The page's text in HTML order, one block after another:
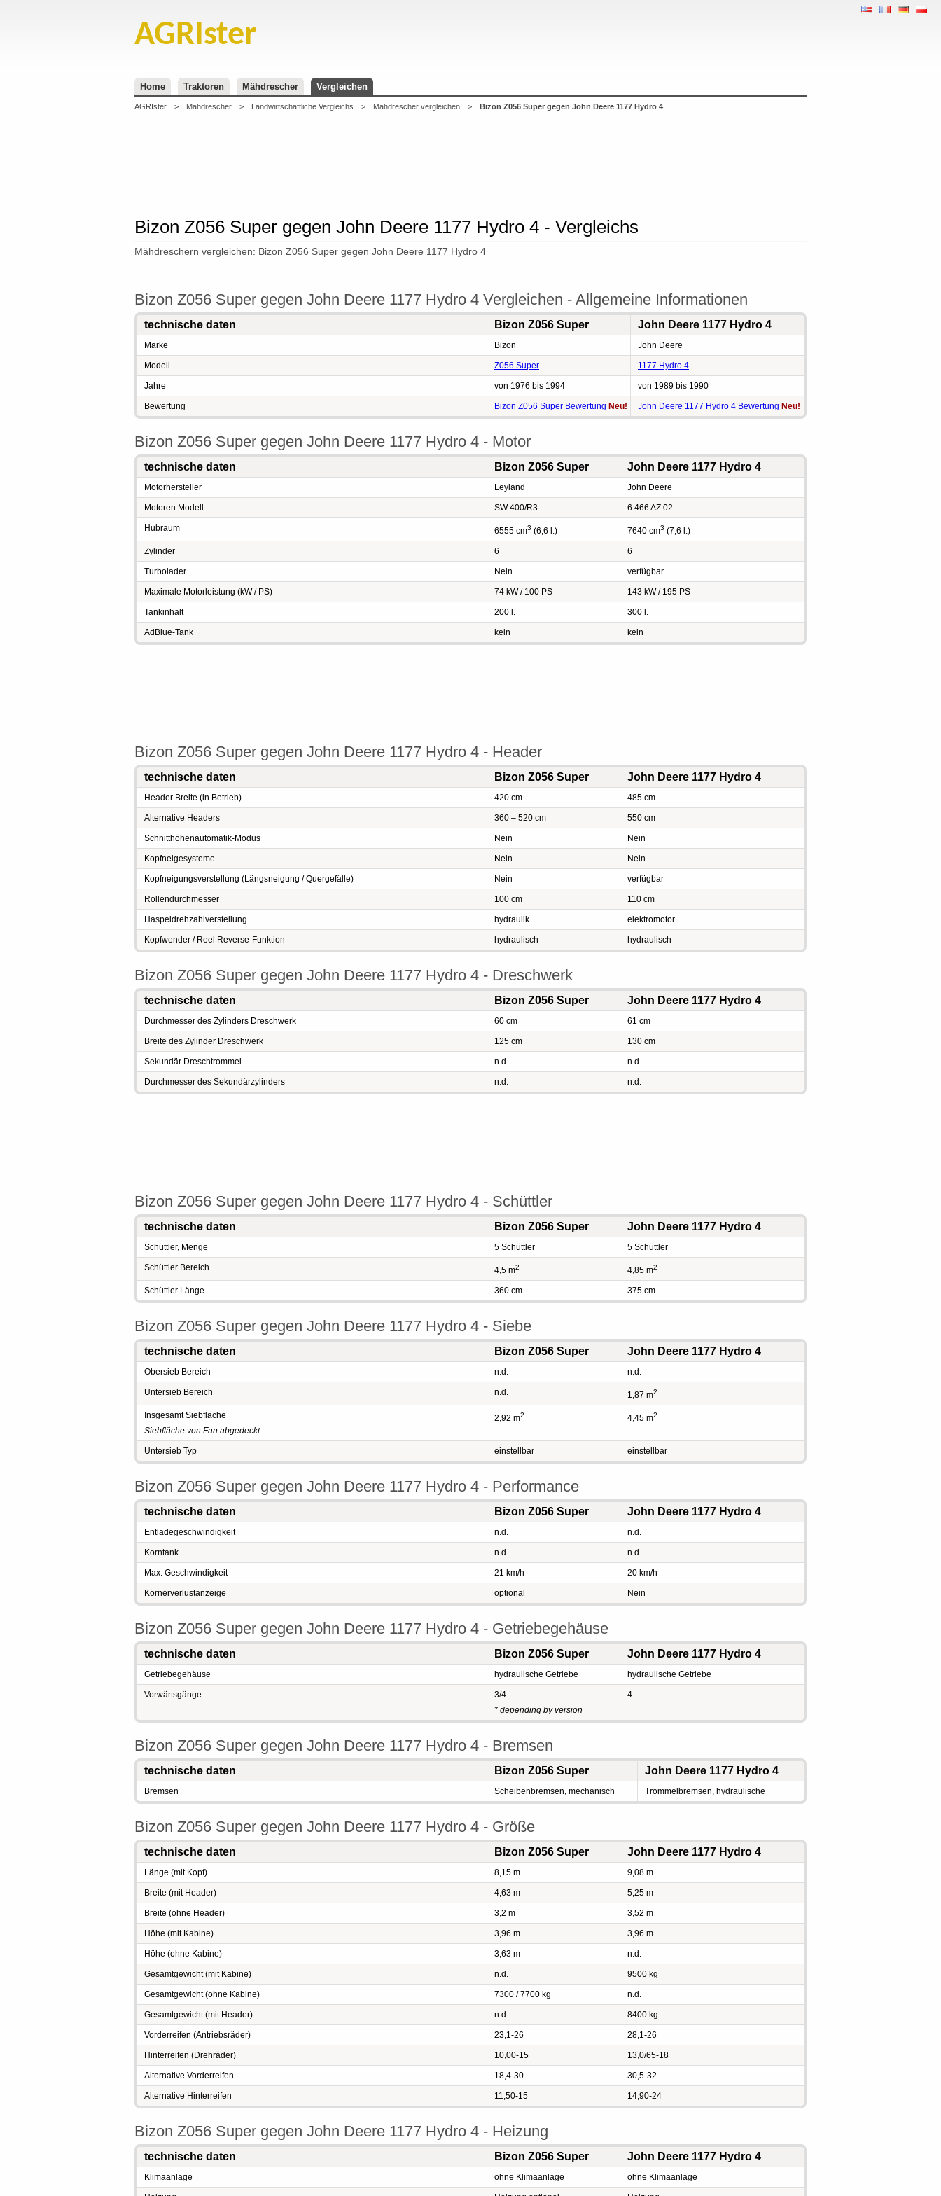
AGRIster
Home Traktoren Mähdrescher Vergleichen
AGRIster > Mähdrescher > Landwirtschaftliche Vergleichs > Mähdrescher vergleichen > Bizon Z056 Super gegen John Deere 1177 Hydro 4
Bizon Z056 Super gegen John Deere 1177 Hydro 4 - Vergleichs
Mähdreschern vergleichen: Bizon Z056 Super gegen John Deere 1177 Hydro 4
Bizon Z056 Super gegen John Deere 1177 Hydro 4 Vergleichen - Allgemeine Informationen
technische daten Bizon Z056 Super John Deere 1177 Hydro 4
Marke Bizon John Deere
Modell Z056 Super 1177 Hydro 4
Jahre von 1976 bis 1994 von 1989 bis 1990
Bewertung Bizon Z056 Super Bewertung Neu! John Deere 1177 Hydro 4 Bewertung Neu!
Bizon Z056 Super gegen John Deere 1177 Hydro 4 - Motor
technische daten Bizon Z056 Super John Deere 1177 Hydro 4
Motorhersteller Leyland John Deere
Motoren Modell SW 400/R3 6.466 AZ 02
Hubraum 6555 cm3 (6,6 l.) 7640 cm3 (7,6 l.)
Zylinder 6 6
Turbolader Nein verfügbar
Maximale Motorleistung (kW / PS) 74 kW / 100 PS 143 kW / 195 PS
Tankinhalt 200 l. 300 l.
AdBlue-Tank kein kein
Bizon Z056 Super gegen John Deere 1177 Hydro 4 - Header
technische daten Bizon Z056 Super John Deere 1177 Hydro 4
Header Breite (in Betrieb) 420 cm 485 cm
Alternative Headers 360 – 520 cm 550 cm
Schnitthöhenautomatik-Modus Nein Nein
Kopfneigesysteme Nein Nein
Kopfneigungsverstellung (Längsneigung / Quergefälle) Nein verfügbar
Rollendurchmesser 100 cm 110 cm
Haspeldrehzahlverstellung hydraulik elektromotor
Kopfwender / Reel Reverse-Funktion hydraulisch hydraulisch
Bizon Z056 Super gegen John Deere 1177 Hydro 4 - Dreschwerk
technische daten Bizon Z056 Super John Deere 1177 Hydro 4
Durchmesser des Zylinders Dreschwerk 60 cm 61 cm
Breite des Zylinder Dreschwerk 125 cm 130 cm
Sekundär Dreschtrommel n.d. n.d.
Durchmesser des Sekundärzylinders n.d. n.d.
Bizon Z056 Super gegen John Deere 1177 Hydro 4 - Schüttler
technische daten Bizon Z056 Super John Deere 1177 Hydro 4
Schüttler, Menge 5 Schüttler 5 Schüttler
Schüttler Bereich 4,5 m2 4,85 m2
Schüttler Länge 360 cm 375 cm
Bizon Z056 Super gegen John Deere 1177 Hydro 4 - Siebe
technische daten Bizon Z056 Super John Deere 1177 Hydro 4
Obersieb Bereich n.d. n.d.
Untersieb Bereich n.d. 1,87 m2
Insgesamt Siebfläche
Siebfläche von Fan abgedeckt
2,92 m2 4,45 m2
Untersieb Typ einstellbar einstellbar
Bizon Z056 Super gegen John Deere 1177 Hydro 4 - Performance
technische daten Bizon Z056 Super John Deere 1177 Hydro 4
Entladegeschwindigkeit n.d. n.d.
Korntank n.d. n.d.
Max. Geschwindigkeit 21 km/h 20 km/h
Körnerverlustanzeige optional Nein
Bizon Z056 Super gegen John Deere 1177 Hydro 4 - Getriebegehäuse
technische daten Bizon Z056 Super John Deere 1177 Hydro 4
Getriebegehäuse hydraulische Getriebe hydraulische Getriebe
Vorwärtsgänge
3/4
* depending by version
4
Bizon Z056 Super gegen John Deere 1177 Hydro 4 - Bremsen
technische daten Bizon Z056 Super John Deere 1177 Hydro 4
Bremsen Scheibenbremsen, mechanisch Trommelbremsen, hydraulische
Bizon Z056 Super gegen John Deere 1177 Hydro 4 - Größe
technische daten Bizon Z056 Super John Deere 1177 Hydro 4
Länge (mit Kopf) 8,15 m 9,08 m
Breite (mit Header) 4,63 m 5,25 m
Breite (ohne Header) 3,2 m 3,52 m
Höhe (mit Kabine) 3,96 m 3,96 m
Höhe (ohne Kabine) 3,63 m n.d.
Gesamtgewicht (mit Kabine) n.d. 9500 kg
Gesamtgewicht (ohne Kabine) 7300 / 7700 kg n.d.
Gesamtgewicht (mit Header) n.d. 8400 kg
Vorderreifen (Antriebsräder) 23,1-26 28,1-26
Hinterreifen (Drehräder) 10,00-15 13,0/65-18
Alternative Vorderreifen 18,4-30 30,5-32
Alternative Hinterreifen 11,50-15 14,90-24
Bizon Z056 Super gegen John Deere 1177 Hydro 4 - Heizung
technische daten Bizon Z056 Super John Deere 1177 Hydro 4
Klimaanlage ohne Klimaanlage ohne Klimaanlage